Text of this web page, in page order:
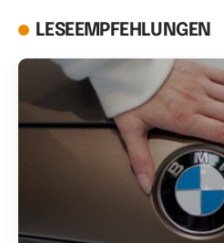
LESEEMPFEHLUNGEN